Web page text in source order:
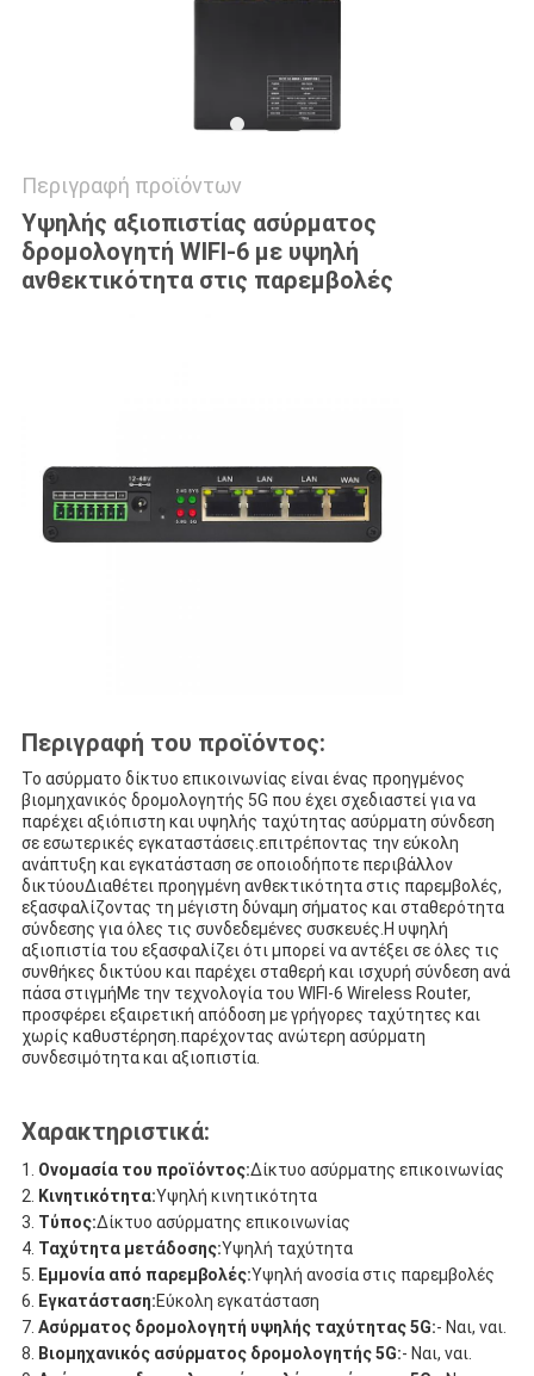
Περιγραφή προϊόντων
Υψηλής αξιοπιστίας ασύρματος
δρομολογητή WIFI-6 με υψηλή
ανθεκτικότητα στις παρεμβολές
Περιγραφή του προϊόντος:
Το ασύρματο δίκτυο επικοινωνίας είναι ένας προηγμένος
βιομηχανικός δρομολογητής 5G που έχει σχεδιαστεί για να
παρέχει αξιόπιστη και υψηλής ταχύτητας ασύρματη σύνδεση
σε εσωτερικές εγκαταστάσεις.επιτρέποντας την εύκολη
ανάπτυξη και εγκατάσταση σε οποιοδήποτε περιβάλλον
δικτύουΔιαθέτει προηγμένη ανθεκτικότητα στις παρεμβολές,
εξασφαλίζοντας τη μέγιστη δύναμη σήματος και σταθερότητα
σύνδεσης για όλες τις συνδεδεμένες συσκευές.Η υψηλή
αξιοπιστία του εξασφαλίζει ότι μπορεί να αντέξει σε όλες τις
συνθήκες δικτύου και παρέχει σταθερή και ισχυρή σύνδεση ανά
πάσα στιγμήΜε την τεχνολογία του WIFI-6 Wireless Router,
προσφέρει εξαιρετική απόδοση με γρήγορες ταχύτητες και
χωρίς καθυστέρηση.παρέχοντας ανώτερη ασύρματη
συνδεσιμότητα και αξιοπιστία.
Χαρακτηριστικά:
Ονομασία του προϊόντος:Δίκτυο ασύρματης επικοινωνίας
Κινητικότητα:Υψηλή κινητικότητα
Τύπος:Δίκτυο ασύρματης επικοινωνίας
Ταχύτητα μετάδοσης:Υψηλή ταχύτητα
Εμμονία από παρεμβολές:Υψηλή ανοσία στις παρεμβολές
Εγκατάσταση:Εύκολη εγκατάσταση
Ασύρματος δρομολογητή υψηλής ταχύτητας 5G:- Ναι, ναι.
Βιομηχανικός ασύρματος δρομολογητής 5G:- Ναι, ναι.